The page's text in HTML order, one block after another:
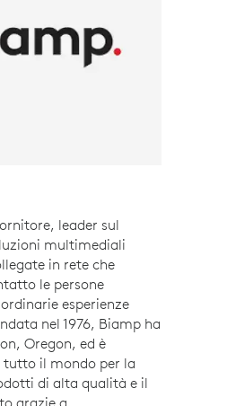
leader sul
multimediali
in rete che
le persone
esperienze
nel 1976, Biamp ha
Oregon, ed è
il mondo per la
di alta qualità e il
grazie a